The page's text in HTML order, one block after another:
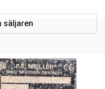
säljaren